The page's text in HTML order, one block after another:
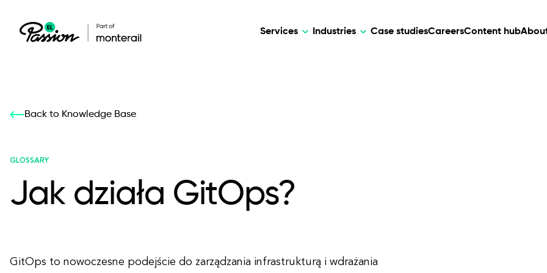
Services
Our services: build,
All services
Industries
Our services: build,
Case studiesCareersContent hub
Back to Knowledge Base
GLOSSARY
Jak działa GitOps?
GitOps to nowoczesne podejście do zarządzania infrastrukturą i wdrażania